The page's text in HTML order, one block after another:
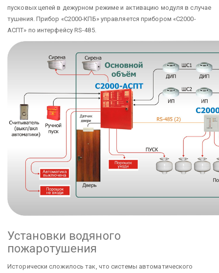
пусковых цепей в дежурном режиме и активацию модуля в случае
тушения. Прибор «С2000-КПБ» управляется прибором «С2000-
АСПТ» по интерфейсу RS-485.
Установки водяного
пожаротушения
Исторически сложилось так, что системы автоматического